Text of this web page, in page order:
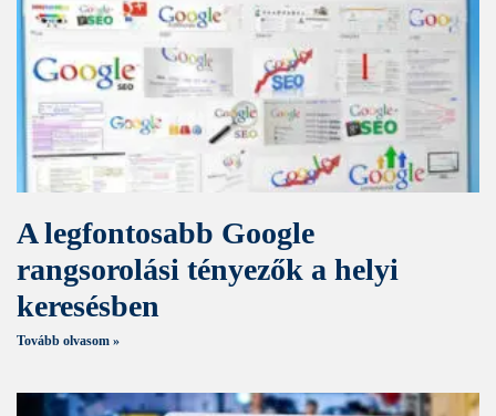
A legfontosabb Google
rangsorolási tényezők a helyi
keresésben
Tovább olvasom »